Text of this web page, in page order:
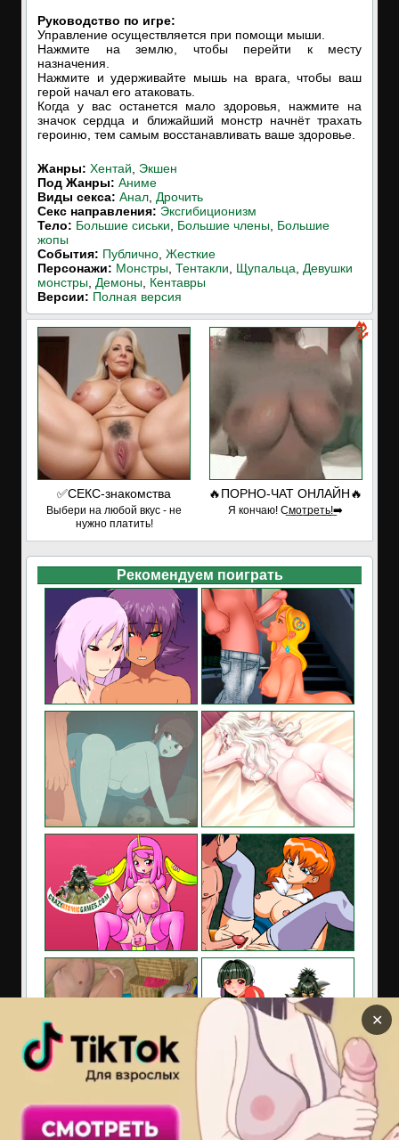
Руководство по игре:
Управление осуществляется при помощи мыши.
Нажмите на землю, чтобы перейти к месту
назначения.
Нажмите и удерживайте мышь на врага, чтобы ваш
герой начал его атаковать.
Когда у вас останется мало здоровья, нажмите на
значок сердца и ближайший монстр начнёт трахать
героиню, тем самым восстанавливать ваше здоровье.
Жанры: Хентай
Экшен
Под Жанры: Аниме
Виды секса: Анал Дрочить
Cекс направления: Эксгибиционизм
Тело: Большие сиськи Большие члены Большие
жопы
События: Публично Жесткие
Персонажи: Монстры Тентакли Щупальца
Девушки
монстры Демоны Кентавры
Версии: Полная версия
✅СЕКС-знакомства
Выбери на любой вкус - не
нужно платить!
🔥ПОРНО-ЧАТ ОНЛАЙН🔥
Я кончаю! С͟м͟о͟т͟р͟е͟т͟ь͟!➡️
Рекомендуем поиграть
Сайт содержит материалы предназначенные только
для взрослых. Находясь на сайте Вы подтверждаете,
✕